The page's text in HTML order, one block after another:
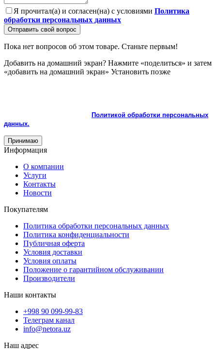
Я прочитал(а) и согласен(на) с условиями Политика
обработки персональных данных
Отправить свой вопрос
Пока нет вопросов об этом товаре. Станьте первым!
Добавить на домашний экран? Нажмите «поделиться» и затем
«добавить на домашний экран» Установить позже
Политикой обработки персональных
данных.
Принимаю
Информация
О компании
Услуги
Контакты
Новости
Покупателям
Политика обработки персональных данных
Политика конфиденциальности
Публичная оферта
Условия доставки
Условия оплаты
Положение о гарантийном обслуживании
Производители
Наши контакты
+998 90 099-99-83
Телеграм канал
info@netora.uz
Наш адрес